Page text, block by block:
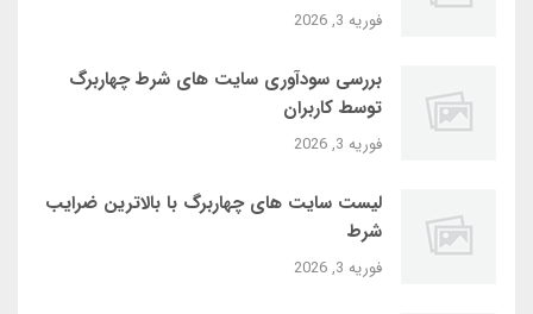
فوریه 3, 2026
بررسی سودآوری سایت‌ های شرط چهاربرگ
توسط کاربران
فوریه 3, 2026
لیست سایت‌ های چهاربرگ با بالاترین ضرایب
شرط
فوریه 3, 2026